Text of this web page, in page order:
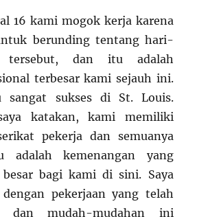
16 kami mogok kerja karena
berunding tentang hari-
tersebut, dan itu adalah
terbesar kami sejauh ini.
sangat sukses di St. Louis.
katakan, kami memiliki
pekerja dan semuanya
adalah kemenangan yang
bagi kami di sini. Saya
pekerjaan yang telah
dan mudah-mudahan ini